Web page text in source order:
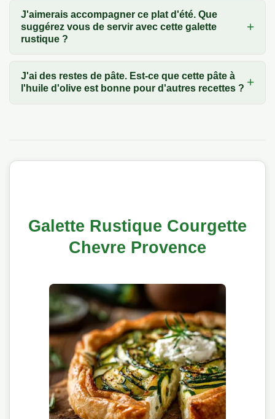
J'aimerais accompagner ce plat d'été. Que
suggérez vous de servir avec cette galette
rustique ?
J'ai des restes de pâte. Est-ce que cette pâte à
l'huile d'olive est bonne pour d'autres recettes ?
Galette Rustique Courgette
Chevre Provence